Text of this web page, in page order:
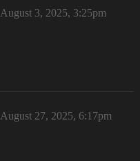
August 3, 2025, 3:25pm
August 27, 2025, 6:17pm